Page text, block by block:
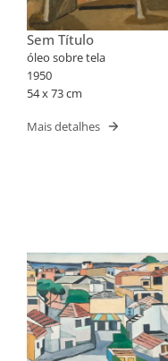
Sem Título
óleo sobre tela
1950
54 x 73 cm
Mais detalhes